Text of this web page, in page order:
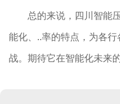
总的来说，四川智能
能化、..率的特点，为各
战。期待它在智能化未来